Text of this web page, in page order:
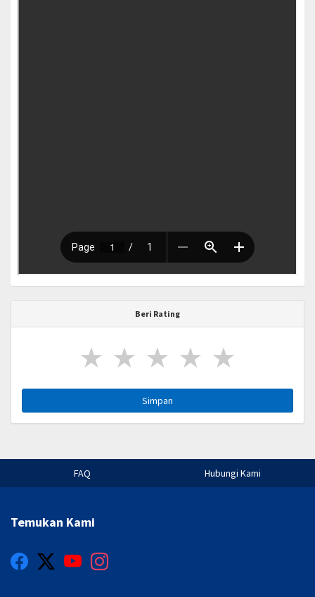
Beri Rating
★
★
★
★
★
Simpan
FAQ Hubungi Kami
Temukan Kami